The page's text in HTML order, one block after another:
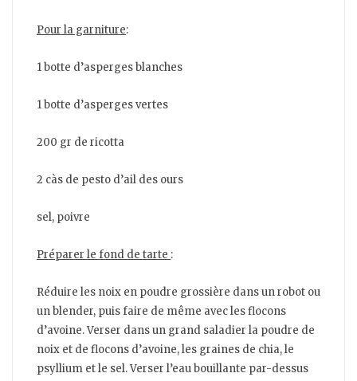
Pour la garniture:
1 botte d’asperges blanches
1 botte d’asperges vertes
200 gr de ricotta
2 càs de pesto d’ail des ours
sel, poivre
Préparer le fond de tarte :
Réduire les noix en poudre grossière dans un robot ou
un blender, puis faire de même avec les flocons
d’avoine. Verser dans un grand saladier la poudre de
noix et de flocons d’avoine, les graines de chia, le
psyllium et le sel. Verser l’eau bouillante par-dessus